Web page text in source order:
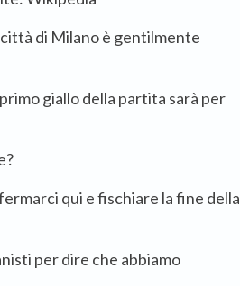
di Milano è gentilmente
giallo della partita sarà per
qui e fischiare la fine della
per dire che abbiamo